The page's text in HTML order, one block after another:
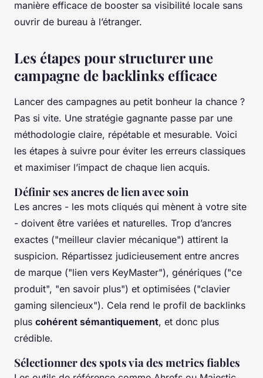
manière efficace de booster sa visibilité locale sans
ouvrir de bureau à l’étranger.
Les étapes pour structurer une
campagne de backlinks efficace
Lancer des campagnes au petit bonheur la chance ?
Pas si vite. Une stratégie gagnante passe par une
méthodologie claire, répétable et mesurable. Voici
les étapes à suivre pour éviter les erreurs classiques
et maximiser l’impact de chaque lien acquis.
Définir ses ancres de lien avec soin
Les ancres - les mots cliqués qui mènent à votre site
- doivent être variées et naturelles. Trop d’ancres
exactes ("meilleur clavier mécanique") attirent la
suspicion. Répartissez judicieusement entre ancres
de marque ("lien vers KeyMaster"), génériques ("ce
produit", "en savoir plus") et optimisées ("clavier
gaming silencieux"). Cela rend le profil de backlinks
plus cohérent sémantiquement, et donc plus
crédible.
Sélectionner des spots via des metrics fiables